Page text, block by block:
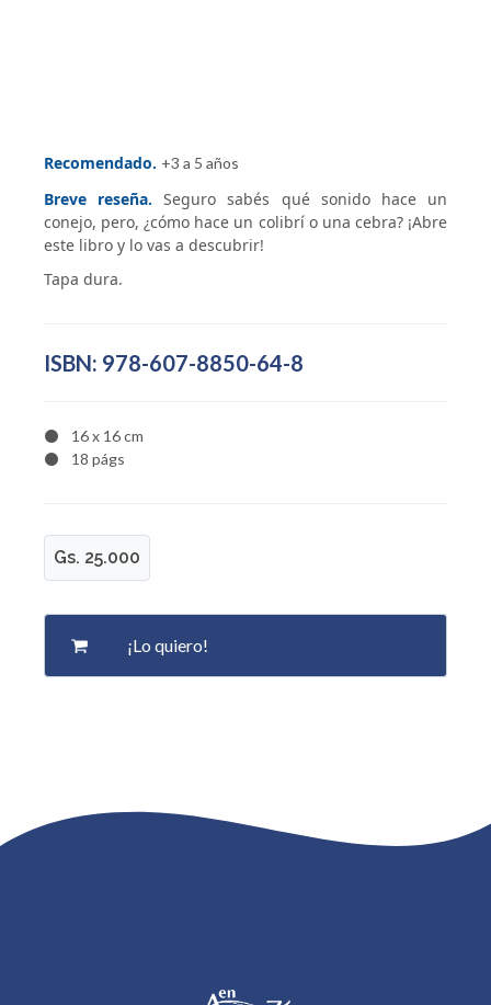
Recomendado. +3 a 5 años
Breve reseña. Seguro sabés qué sonido hace un
conejo, pero, ¿cómo hace un colibrí o una cebra? ¡Abre
este libro y lo vas a descubrir!
Tapa dura.
ISBN: 978-607-8850-64-8
16 x 16 cm
18 págs
Gs. 25.000